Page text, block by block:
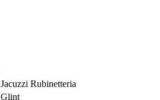
Jacuzzi Rubinetteria
Glint